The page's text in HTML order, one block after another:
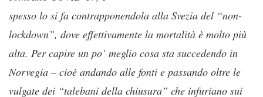
spesso lo si fa contrapponendola alla Svezia del “non-
lockdown”, dove effettivamente la mortalità è molto più
alta. Per capire un po’ meglio cosa sta succedendo in
Norvegia – cioè andando alle fonti e passando oltre le
vulgate dei “talebani della chiusura” che infuriano sui